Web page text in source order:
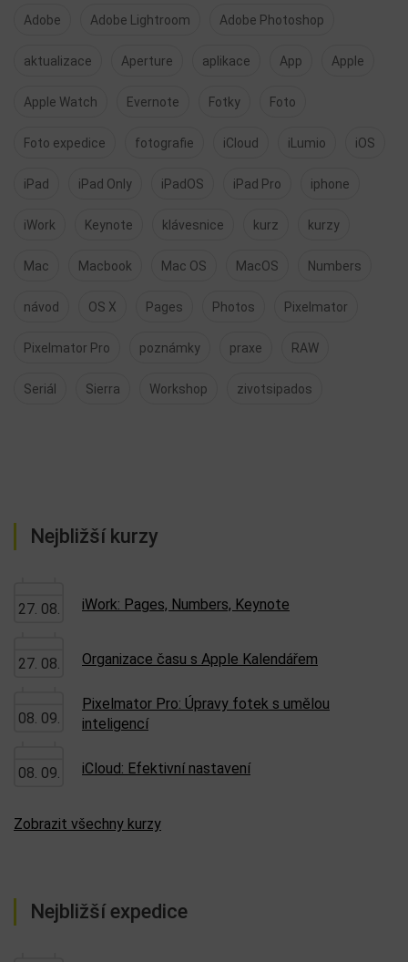
Adobe Adobe Lightroom Adobe Photoshop
aktualizace Aperture aplikace App Apple
Apple Watch Evernote Fotky Foto
Foto expedice fotografie iCloud iLumio iOS
iPad iPad Only iPadOS iPad Pro iphone
iWork Keynote klávesnice kurz kurzy
Mac Macbook Mac OS MacOS Numbers
návod OS X Pages Photos Pixelmator
Pixelmator Pro poznámky praxe RAW
Seriál Sierra Workshop zivotsipados
Nejbližší kurzy
27. 08. iWork: Pages, Numbers, Keynote
27. 08. Organizace času s Apple Kalendářem
08. 09.
Pixelmator Pro: Úpravy fotek s umělou
inteligencí
08. 09. iCloud: Efektivní nastavení
Zobrazit všechny kurzy
Nejbližší expedice